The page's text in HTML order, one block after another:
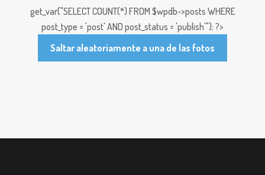
get_var("SELECT COUNT(*) FROM $wpdb->posts WHERE
post_type = 'post' AND post_status = 'publish'"); ?>
Saltar aleatoriamente a una de las fotos